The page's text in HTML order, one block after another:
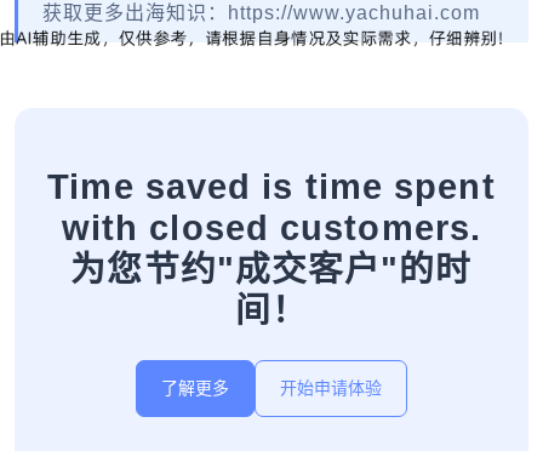
获取更多出海知识：https://www.yachuhai.com
Time saved is time spent
with closed customers.
为您节约"成交客户"的时
间！
了解更多 开始申请体验